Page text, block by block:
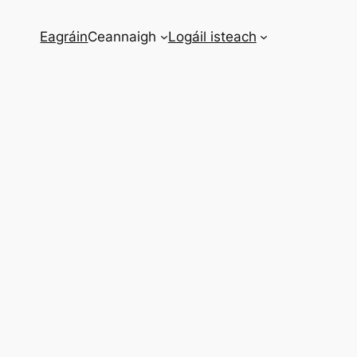
EagráinCeannaigh Logáil isteach